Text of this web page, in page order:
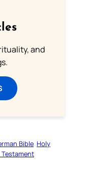
and
Bible Holy
Testament